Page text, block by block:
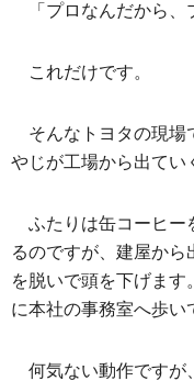
「プロなんだから、
これだけです。
そんなトヨタの現場
やじが工場から出てい
ふたりは缶コーヒー
るのですが、建屋か
を脱いで頭を下げます
に本社の事務室へ歩い
何気ない動作ですが